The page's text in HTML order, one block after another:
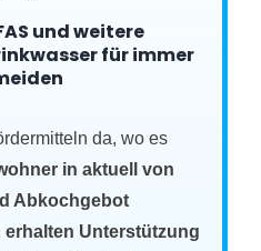
und weitere
für immer
da, wo es
in aktuell von
Abkochgebot
erhalten Unterstützung